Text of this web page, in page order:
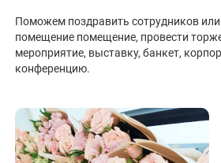
Поможем поздравить сотрудников или
помещение помещение, провести
мероприятие, выставку, банкет,
конференцию.